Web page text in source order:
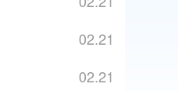
02.21
02.21